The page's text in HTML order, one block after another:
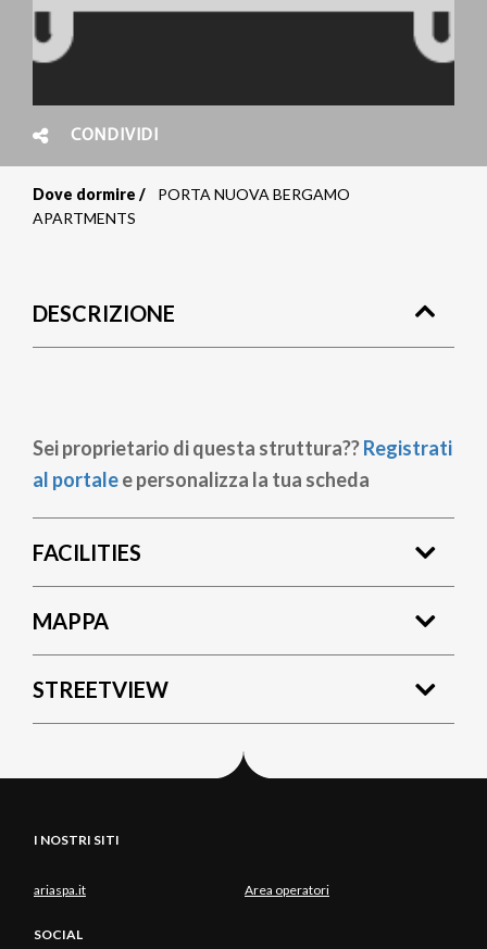
CONDIVIDI
Briciole
pane
Dove dormire
PORTA NUOVA BERGAMO
APARTMENTS
DESCRIZIONE
Sei proprietario di questa struttura??Registrati
al portalee personalizza la tua scheda
FACILITIES
MAPPA
STREETVIEW
I NOSTRI SITI
ariaspa.it Area operatori
SOCIAL